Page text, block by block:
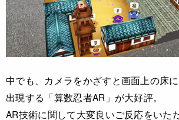
中でも、カメラをかざすと画面上の床
出現する「算数忍者AR」が大好評。
AR技術に関して大変良いご反応をいた